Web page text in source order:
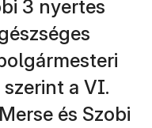
3 nyertes
a VI.
és Szobi